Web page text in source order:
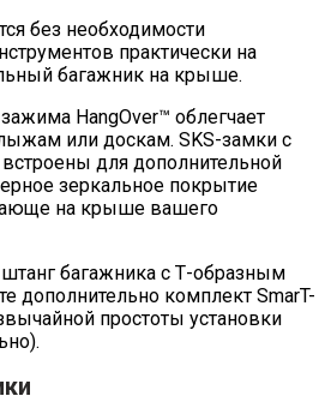
без необходимости
практически на
багажник на крыше.
HangOver™ облегчает
или доскам. SKS-замки с
для дополнительной
зеркальное покрытие
на крыше вашего
багажника с Т-образным
дополнительно комплект SmarT-
простоты установки